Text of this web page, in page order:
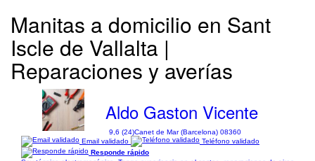
Manitas a domicilio en Sant
Iscle de Vallalta |
Reparaciones y averías
Aldo Gaston Vicente
9,6 (24)Canet de Mar (Barcelona) 08360
Email validado
Teléfono validado
Responde rápido